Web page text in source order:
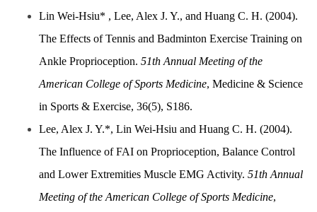
Lin Wei-Hsiu* , Lee, Alex J. Y., and Huang C. H. (2004).
The Effects of Tennis and Badminton Exercise Training on
Ankle Proprioception. 51th Annual Meeting of the
American College of Sports Medicine, Medicine & Science
in Sports & Exercise, 36(5), S186.
Lee, Alex J. Y.*, Lin Wei-Hsiu and Huang C. H. (2004).
The Influence of FAI on Proprioception, Balance Control
and Lower Extremities Muscle EMG Activity. 51th Annual
Meeting of the American College of Sports Medicine,